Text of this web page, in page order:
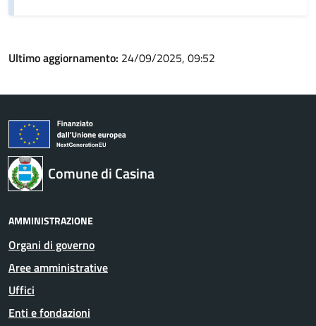
Ultimo aggiornamento: 24/09/2025, 09:52
Comune di Casina
AMMINISTRAZIONE
Organi di governo
Aree amministrative
Uffici
Enti e fondazioni